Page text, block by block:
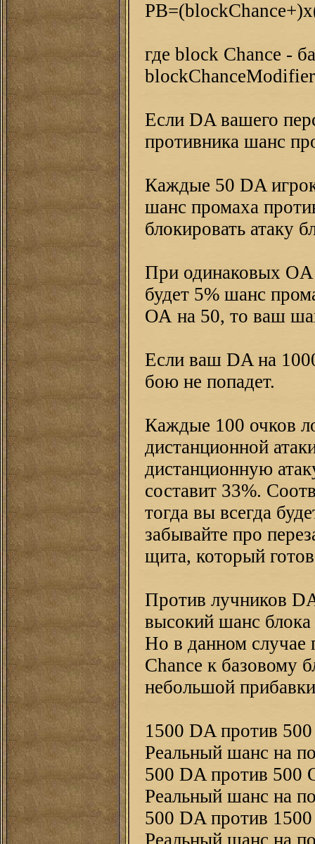
где block Chance -
Если DA вашего
противника шанс
Каждые 50 DA
шанс промаха
блокировать атаку
При одинаковых OA
будет 5% шанс
ОА на 50, то ваш
Если ваш DA на
бою не попадет.
Каждые 100 очков
дистанционной
дистанционную
составит 33%.
тогда вы всегда
забывайте про
щита, который
Против лучников
высокий шанс блока
Но в данном случае
Chance к базовому
небольшой
1500 DA против
Реальный шанс на
500 DA против 500
Реальный шанс на
500 DA против
Реальный шанс на